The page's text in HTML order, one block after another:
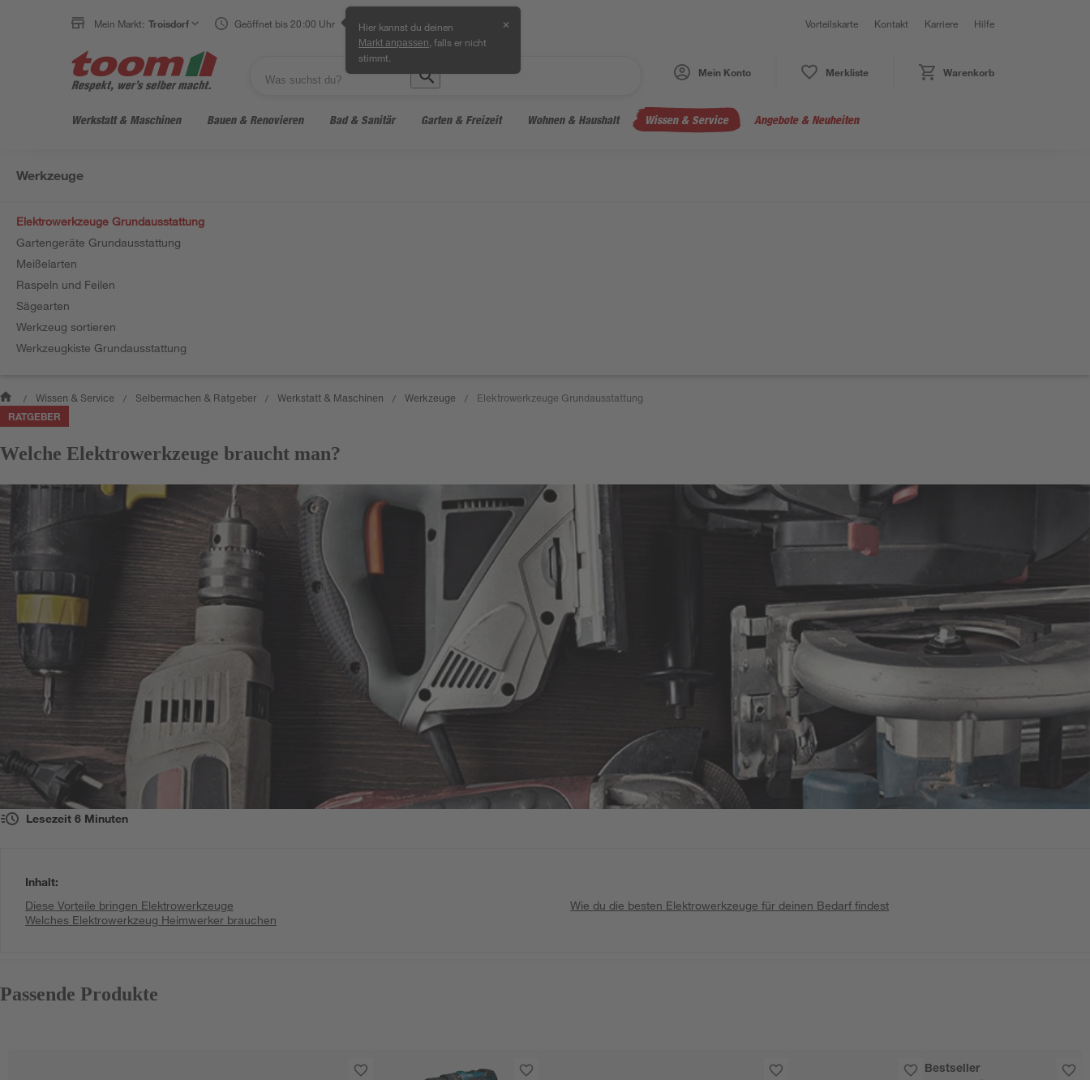
Mein Markt: Troisdorf Geöffnet bis 20:00 Uhr Hier kannst du deinen
Markt anpassen , falls er nicht
stimmt.
✕ Vorteilskarte Kontakt Karriere Hilfe
Mein Konto Merkliste Warenkorb
Werkstatt & Maschinen Bauen & Renovieren Bad & Sanitär Garten & Freizeit Wohnen & Haushalt Wissen & Service Angebote & Neuheiten
Werkzeuge
Elektrowerkzeuge Grundausstattung
Gartengeräte Grundausstattung
Meißelarten
Raspeln und Feilen
Sägearten
Werkzeug sortieren
Werkzeugkiste Grundausstattung
/ Wissen & Service / Selbermachen & Ratgeber / Werkstatt & Maschinen / Werkzeuge / Elektrowerkzeuge Grundausstattung
RATGEBER
Welche Elektrowerkzeuge braucht man?
Lesezeit6 Minuten
Inhalt:
Diese Vorteile bringen Elektrowerkzeuge
Welches Elektrowerkzeug Heimwerker brauchen
Wie du die besten Elektrowerkzeuge für deinen Bedarf findest
Passende Produkte
Bestseller